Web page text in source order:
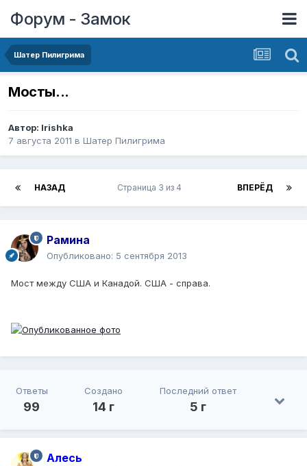
Форум - Замок
Шатер Пилигрима
Мосты...
Автор: Irishka
7 августа 2011 в Шатер Пилигрима
НАЗАД ВПЕРЁД
Страница 3 из 4
Рамина
Опубликовано: 5 сентября 2013
Мост между США и Канадой. США - справа.
Ответы
99
Создано
14 г
Последний ответ
5 г
Алесь